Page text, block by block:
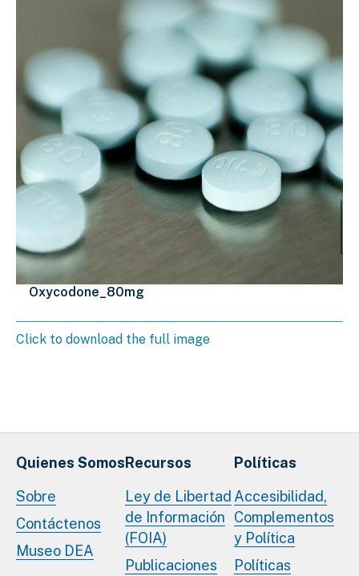
Oxycodone_80mg
Click to download the full image
Quienes Somos
Sobre
Contáctenos
Museo DEA
Recursos
Ley de Libertad
de Información
(FOIA)
Publicaciones
Políticas
Accesibilidad,
Complementos
y Política
Políticas